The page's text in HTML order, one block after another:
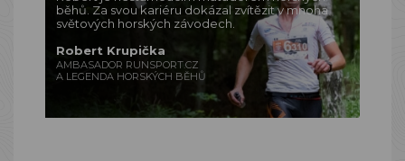
běhů. Za svou kariéru dokázal zvítězit v mnoha
světových horských závodech.
Robert Krupička
AMBASADOR RUNSPORT.CZ
A LEGENDA HORSKÝCH BĚHŮ